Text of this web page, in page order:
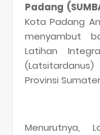
Padang
Kota Padang
menyambut
Latihan
Provinsi
Menurutnya,